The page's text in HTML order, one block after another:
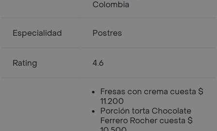
Colombia
Especialidad Postres
Rating 4.6
Fresas con crema cuesta $
11.200
Porción torta Chocolate
Ferrero Rocher cuesta $